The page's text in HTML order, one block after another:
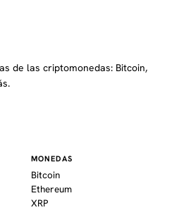
de las criptomonedas: Bitcoin,
MONEDAS
Bitcoin
Ethereum
XRP